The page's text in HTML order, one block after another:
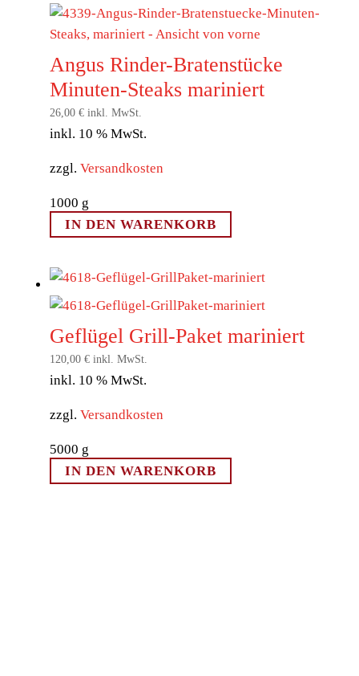
Angus Rinder-Bratenstücke
Minuten-Steaks mariniert
26,00 € inkl. MwSt.
inkl. 10 % MwSt.
zzgl. Versandkosten
1000 g
IN DEN WARENKORB
Geflügel Grill-Paket mariniert
120,00 € inkl. MwSt.
inkl. 10 % MwSt.
zzgl. Versandkosten
5000 g
IN DEN WARENKORB